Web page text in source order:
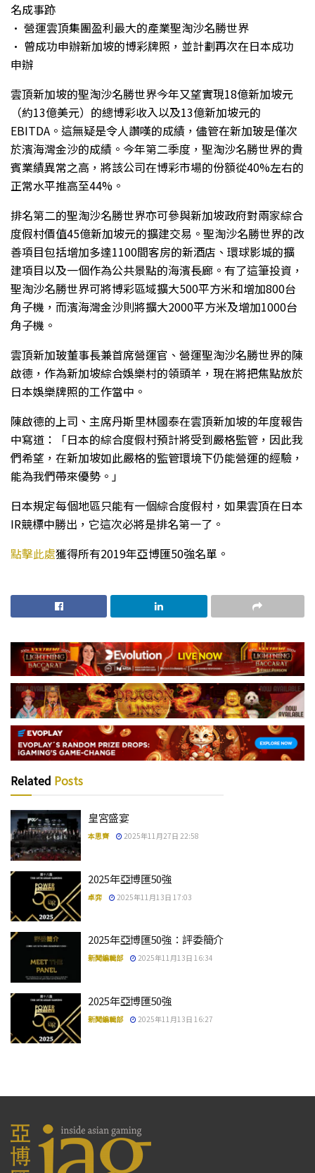
名成事跡
• 營運雲頂集團盈利最大的產業聖淘沙名勝世界
• 曾成功申辦新加坡的博彩牌照，並計劃再次在日本成功
申辦
雲頂新加坡的聖淘沙名勝世界今年又望實現18億新加坡元
（約13億美元）的總博彩收入以及13億新加坡元的
EBITDA。這無疑是令人讚嘆的成績，儘管在新加玻是僅次
於濱海灣金沙的成績。今年第二季度，聖淘沙名勝世界的貴
賓業績異常之高，將該公司在博彩市場的份額從40%左右的
正常水平推高至44%。
排名第二的聖淘沙名勝世界亦可參與新加坡政府對兩家綜合
度假村價值45億新加坡元的擴建交易。聖淘沙名勝世界的改
善項目包括增加多達1100間客房的新酒店、環球影城的擴
建項目以及一個作為公共景點的海濱長廊。有了這筆投資，
聖淘沙名勝世界可將博彩區域擴大500平方米和增加800台
角子機，而濱海灣金沙則將擴大2000平方米及增加1000台
角子機。
雲頂新加玻董事長兼首席營運官、營運聖淘沙名勝世界的陳
啟德，作為新加坡綜合娛樂村的領頭羊，現在將把焦點放於
日本娛樂牌照的工作當中。
陳啟德的上司、主席丹斯里林國泰在雲頂新加坡的年度報告
中寫道：「日本的綜合度假村預計將受到嚴格監管，因此我
們希望，在新加坡如此嚴格的監管環境下仍能營運的經驗，
能為我們帶來優勢。」
日本規定每個地區只能有一個綜合度假村，如果雲頂在日本
IR競標中勝出，它這次必將是排名第一了。
點擊此處獲得所有2019年亞博匯50強名單。
Related Posts
皇宮盛宴
本思齊 2025年11月27日 22:58
2025年亞博匯50強
卓弈 2025年11月13日 17:03
2025年亞博匯50強：評委簡介
新聞編輯部 2025年11月13日 16:34
2025年亞博匯50強
新聞編輯部 2025年11月13日 16:27